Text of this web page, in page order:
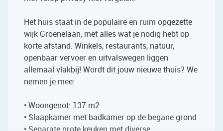
Het huis staat in de populaire en ruim opgezette
wijk Groenelaan, met alles wat je nodig hebt op
korte afstand. Winkels, restaurants, natuur,
openbaar vervoer en uitvalswegen liggen
allemaal vlakbij! Wordt dit jouw nieuwe thuis? We
nemen je mee:
• Woongenot: 137 m2
• Slaapkamer met badkamer op de begane grond